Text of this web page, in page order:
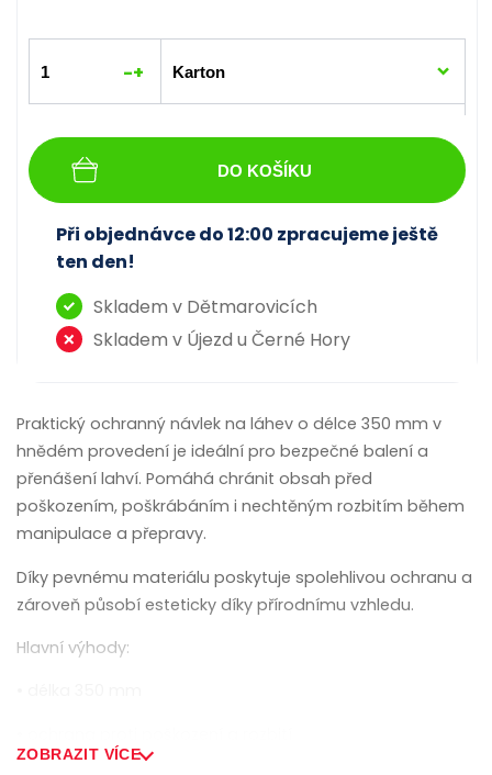
-+
DO KOŠÍKU
Při objednávce do 12:00 zpracujeme ještě
ten den!
Skladem v Dětmarovicích
Skladem v Újezd u Černé Hory
Praktický ochranný návlek na láhev o délce 350 mm v
hnědém provedení je ideální pro bezpečné balení a
přenášení lahví. Pomáhá chránit obsah před
poškozením, poškrábáním i nechtěným rozbitím během
manipulace a přepravy.
Díky pevnému materiálu poskytuje spolehlivou ochranu a
zároveň působí esteticky díky přírodnímu vzhledu.
Hlavní výhody:
ZOBRAZIT VÍCE